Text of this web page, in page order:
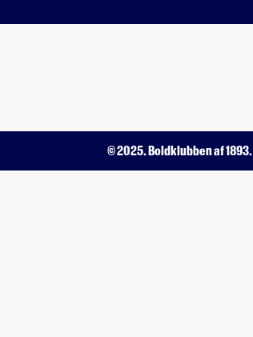
© 2025. Boldklubben af 1893.